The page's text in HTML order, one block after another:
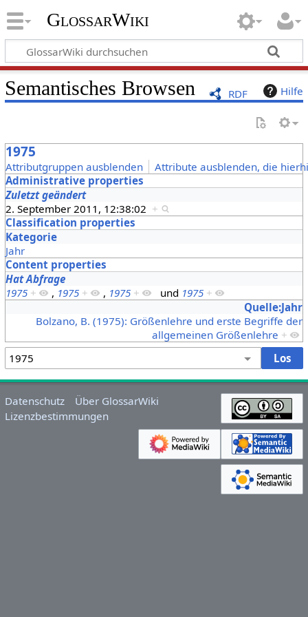
GlossarWiki
RDF Hilfe
Semantisches Browsen
1975
Attributgruppen ausblenden
Attribute ausblenden, die
Administrative properties
Zuletzt geändert
2. September 2011, 12:38:02 +
Classification properties
Kategorie
Jahr
Content properties
Hat Abfrage
1975 + , 1975 + , 1975 + und 1975 +
Quelle:Jahr
Bolzano, B. (1975): Größenlehre und erste Begriffe der
allgemeinen Größenlehre +
Datenschutz
Über GlossarWiki
Lizenzbestimmungen